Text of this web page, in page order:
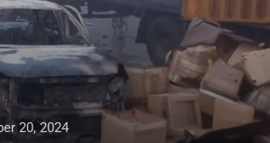
20, 2024